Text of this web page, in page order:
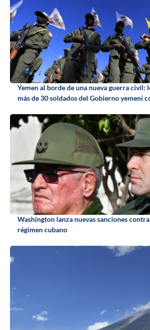
Yemen al borde de una nueva guerra civil:
más de 30 soldados del Gobierno yemení
Washington lanza nuevas sanciones
régimen cubano